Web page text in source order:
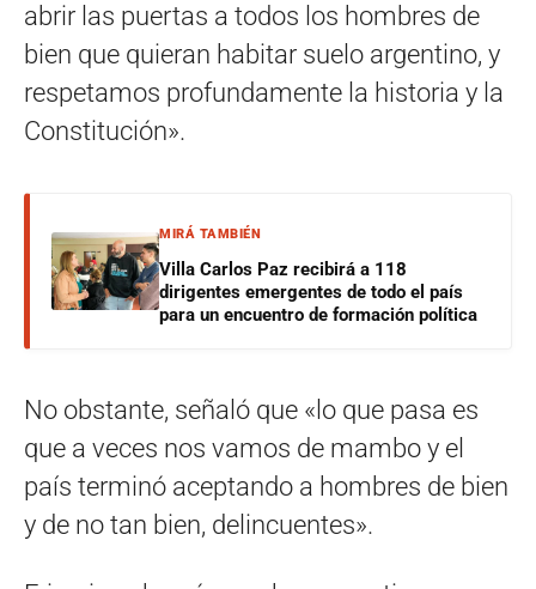
abrir las puertas a todos los hombres de
bien que quieran habitar suelo argentino, y
respetamos profundamente la historia y la
Constitución».
MIRÁ TAMBIÉN
Villa Carlos Paz recibirá a 118
dirigentes emergentes de todo el país
para un encuentro de formación política
No obstante, señaló que «lo que pasa es
que a veces nos vamos de mambo y el
país terminó aceptando a hombres de bien
y de no tan bien, delincuentes».